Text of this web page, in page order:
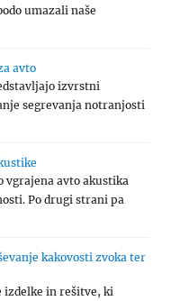
umazali naše
avto
izvrstni
segrevanja notranjosti
vgrajena avto akustika
Po drugi strani pa
kakovosti zvoka ter
izdelke in rešitve, ki